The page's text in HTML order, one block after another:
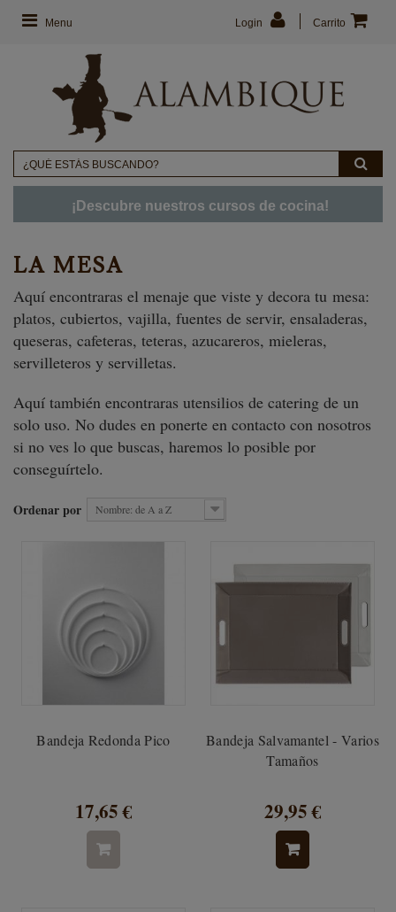
Menu Carrito
Login
¡Descubre nuestros cursos de cocina!
LA MESA
Aquí encontraras el menaje que viste y decora tu mesa:
platos, cubiertos, vajilla, fuentes de servir, ensaladeras,
queseras, cafeteras, teteras, azucareros, mieleras,
servilleteros y servilletas.
Aquí también encontraras utensilios de catering de un
solo uso. No dudes en ponerte en contacto con nosotros
si no ves lo que buscas, haremos lo posible por
conseguírtelo.
Ordenar por Nombre: de A a Z
Bandeja Redonda Pico
17,65 €
Bandeja Salvamantel - Varios
Tamaños
29,95 €